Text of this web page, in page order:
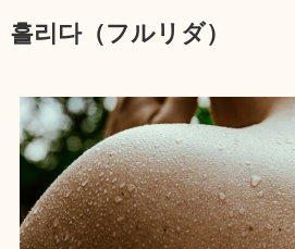
흘리다（フルリダ）